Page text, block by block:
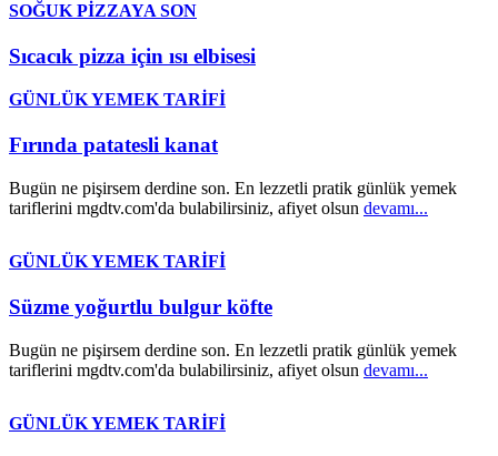
SOĞUK PİZZAYA SON
Sıcacık pizza için ısı elbisesi
GÜNLÜK YEMEK TARİFİ
Fırında patatesli kanat
Bugün ne pişirsem derdine son. En lezzetli pratik günlük yemek
tariflerini mgdtv.com'da bulabilirsiniz, afiyet olsun devamı...
GÜNLÜK YEMEK TARİFİ
Süzme yoğurtlu bulgur köfte
Bugün ne pişirsem derdine son. En lezzetli pratik günlük yemek
tariflerini mgdtv.com'da bulabilirsiniz, afiyet olsun devamı...
GÜNLÜK YEMEK TARİFİ